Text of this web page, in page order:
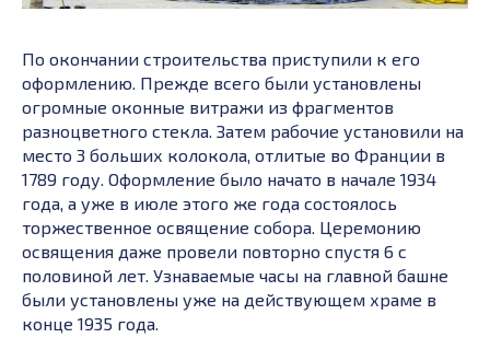
По окончании строительства приступили к его
оформлению. Прежде всего были установлены
огромные оконные витражи из фрагментов
разноцветного стекла. Затем рабочие установили на
место 3 больших колокола, отлитые во Франции в
1789 году. Оформление было начато в начале 1934
года, а уже в июле этого же года состоялось
торжественное освящение собора. Церемонию
освящения даже провели повторно спустя 6 с
половиной лет. Узнаваемые часы на главной башне
были установлены уже на действующем храме в
конце 1935 года.